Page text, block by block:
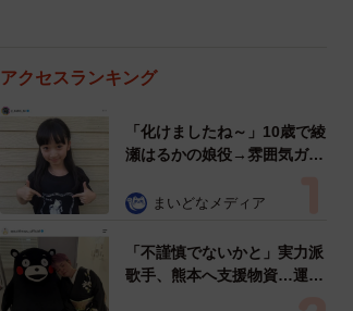
アクセスランキング
「化けましたね～」10歳で綾
瀬はるかの娘役→雰囲気ガラ
雰囲気が」「宝塚に入れそ
まいどなメディア
「不謹慎でないかと」実力派
歌手、熊本へ支援物資…運搬